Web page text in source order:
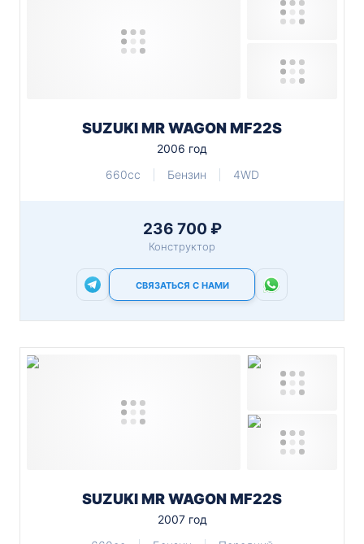
SUZUKI MR WAGON MF22S
2006 год
660cc
Бензин 4WD
236 700 ₽
Конструктор
СВЯЗАТЬСЯ С НАМИ
SUZUKI MR WAGON MF22S
2007 год